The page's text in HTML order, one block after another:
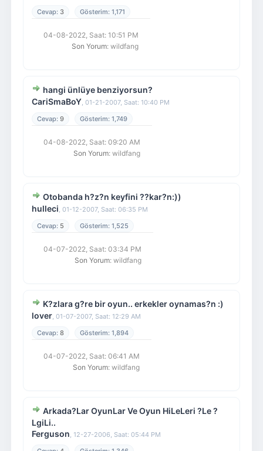
3
1,171
04-08-2022, Saat: 10:51 PM
Son Yorum: wildfang
hangi ünlüye benziyorsun?
CariSmaBoY, 01-21-2007, Saat: 10:40 PM
9
1,749
04-08-2022, Saat: 09:20 AM
Son Yorum: wildfang
Otobanda h?z?n keyfini ??kar?n:))
hulleci, 01-12-2007, Saat: 06:35 PM
5
1,525
04-07-2022, Saat: 03:34 PM
Son Yorum: wildfang
K?zlara g?re bir oyun.. erkekler oynamas?n :)
lover, 01-07-2007, Saat: 12:29 AM
8
1,894
04-07-2022, Saat: 06:41 AM
Son Yorum: wildfang
Arkada?Lar OyunLar Ve Oyun HiLeLeri ?Le ?
LgiLi..
Ferguson, 12-27-2006, Saat: 05:44 PM